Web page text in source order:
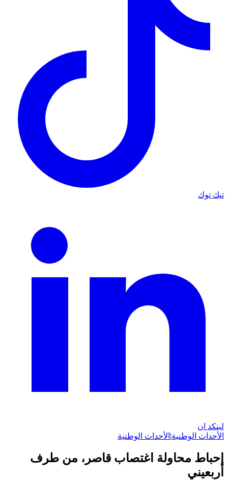
تيك توك
لينكد ان
الأحداث الوطنية| الأحداث الوطنية
إحباط محاولة اغتصاب قاصر، من طرف
أربعيني